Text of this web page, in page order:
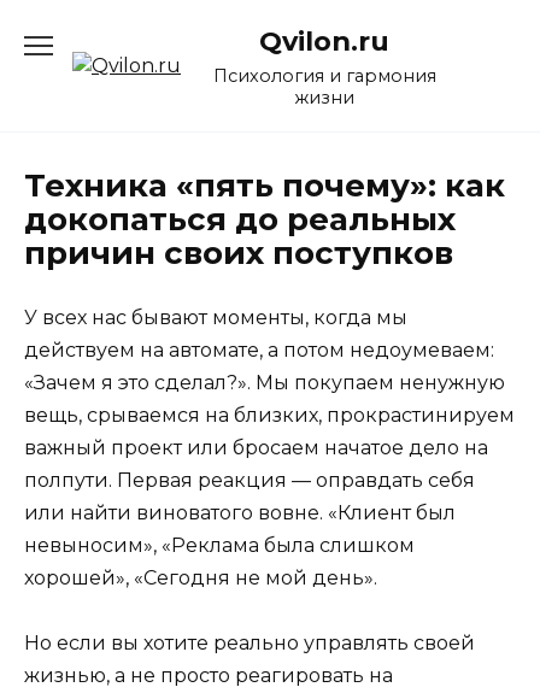
содержанию
Qvilon.ru
Психология и гармония
жизни
Техника «пять почему»: как
докопаться до реальных
причин своих поступков
У всех нас бывают моменты, когда мы
действуем на автомате, а потом недоумеваем:
«Зачем я это сделал?». Мы покупаем ненужную
вещь, срываемся на близких, прокрастинируем
важный проект или бросаем начатое дело на
полпути. Первая реакция — оправдать себя
или найти виноватого вовне. «Клиент был
невыносим», «Реклама была слишком
хорошей», «Сегодня не мой день».
Но если вы хотите реально управлять своей
жизнью, а не просто реагировать на